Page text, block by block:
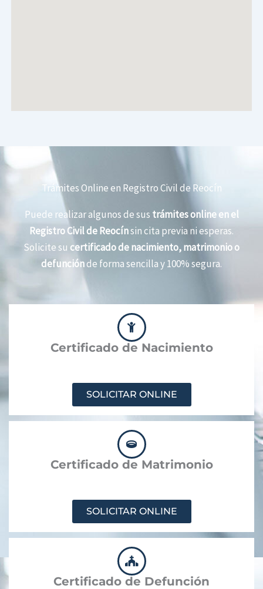
Trámites Online en Registro Civil de Reocín
Puede realizar algunos de sus trámites online en el
Registro Civil de Reocínsin cita previa ni esperas.
Solicite su certificado de nacimiento, matrimonio o
defunciónde forma sencilla y 100% segura.
Certificado de Nacimiento
SOLICITAR ONLINE
Certificado de Matrimonio
SOLICITAR ONLINE
Certificado de Defunción